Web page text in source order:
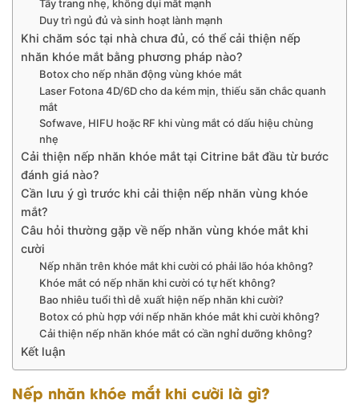
Tẩy trang nhẹ, không dụi mắt mạnh
Duy trì ngủ đủ và sinh hoạt lành mạnh
Khi chăm sóc tại nhà chưa đủ, có thể cải thiện nếp
nhăn khóe mắt bằng phương pháp nào?
Botox cho nếp nhăn động vùng khóe mắt
Laser Fotona 4D/6D cho da kém mịn, thiếu săn chắc quanh
mắt
Sofwave, HIFU hoặc RF khi vùng mắt có dấu hiệu chùng
nhẹ
Cải thiện nếp nhăn khóe mắt tại Citrine bắt đầu từ bước
đánh giá nào?
Cần lưu ý gì trước khi cải thiện nếp nhăn vùng khóe
mắt?
Câu hỏi thường gặp về nếp nhăn vùng khóe mắt khi
cười
Nếp nhăn trên khóe mắt khi cười có phải lão hóa không?
Khóe mắt có nếp nhăn khi cười có tự hết không?
Bao nhiêu tuổi thì dễ xuất hiện nếp nhăn khi cười?
Botox có phù hợp với nếp nhăn khóe mắt khi cười không?
Cải thiện nếp nhăn khóe mắt có cần nghỉ dưỡng không?
Kết luận
Nếp nhăn khóe mắt khi cười là gì?